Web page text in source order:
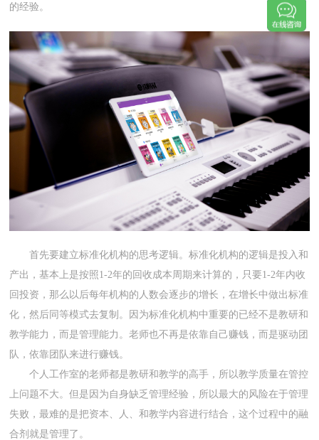
的经验。
首先要建立标准化机构的思考逻辑。标准化机构的逻辑是投入和
产出，基本上是按照1-2年的回收成本周期来计算的，只要1-2年内收
回投资，那么以后每年机构的人数会逐步的增长，在增长中做出标准
化，然后同等模式去复制。因为标准化机构中重要的已经不是教研和
教学能力，而是管理能力。老师也不再是依靠自己赚钱，而是驱动团
队，依靠团队来进行赚钱。
个人工作室的老师都是教研和教学的高手，所以教学质量在管控
上问题不大。但是因为自身缺乏管理经验，所以最大的风险在于管理
失败，最难的是把资本、人、和教学内容进行结合，这个过程中的融
合剂就是管理了。